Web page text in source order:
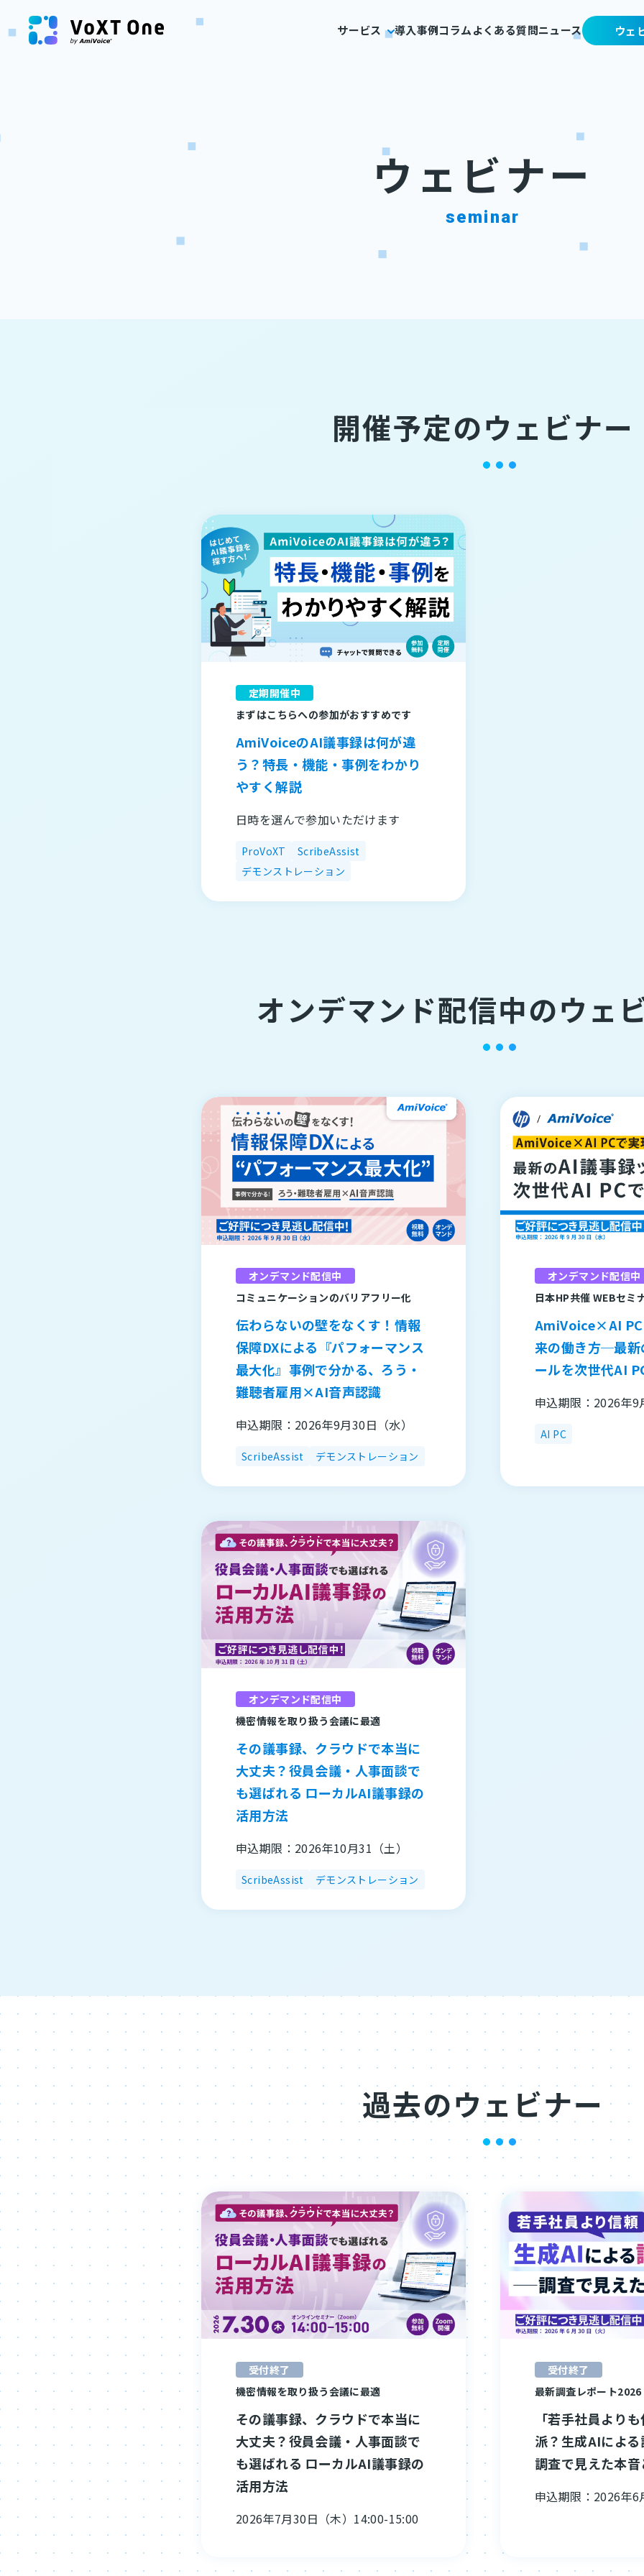
サービス 導入事例コラムよくある質問ニュース ウェ
ウェビナー
seminar
開催予定のウェビナー
定期開催中
まずはこちらへの参加がおすすめです
AmiVoiceのAI議事録は何が違
う？特長・機能・事例をわかり
やすく解説
日時を選んで参加いただけます
ProVoXT
ScribeAssist
デモンストレーション
オンデマンド配信中のウェ
オンデマンド配信中
コミュニケーションのバリアフリー化
伝わらないの壁をなくす！情報
保障DXによる『パフォーマンス
最大化』事例で分かる、ろう・
難聴者雇用×AI音声認識
申込期限：2026年9月30日（水）
ScribeAssist デモンストレーション
オンデマンド配信中
日本HP共催 WEBセミ
AmiVoice×AI PC
来の働き方─最新
ールを次世代AI
申込期限：2026年9
AI PC
オンデマンド配信中
機密情報を取り扱う会議に最適
その議事録、クラウドで本当に
大丈夫？役員会議・人事面談で
も選ばれる ローカルAI議事録の
活用方法
申込期限：2026年10月31（土）
ScribeAssist デモンストレーション
過去のウェビナー
受付終了
機密情報を取り扱う会議に最適
その議事録、クラウドで本当に
大丈夫？役員会議・人事面談で
も選ばれる ローカルAI議事録の
活用方法
2026年7月30日（木）14:00-15:00
受付終了
最新調査レポート2026
「若手社員より
派？生成AIによ
調査で見えた本
申込期限：2026年6